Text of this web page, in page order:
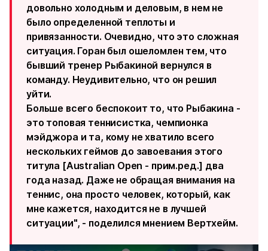
довольно холодным и деловым, в нем не
было определенной теплоты и
привязанности. Очевидно, что это сложная
ситуация. Горан был ошеломлен тем, что
бывший тренер Рыбакиной вернулся в
команду. Неудивительно, что он решил
уйти.
Больше всего беспокоит то, что Рыбакина -
это топовая теннисистка, чемпионка
мэйджора и та, кому не хватило всего
нескольких геймов до завоевания этого
титула [Australian Open - прим.ред.] два
года назад. Даже не обращая внимания на
теннис, она просто человек, который, как
мне кажется, находится не в лучшей
ситуации", - поделился мнением Вертхейм.